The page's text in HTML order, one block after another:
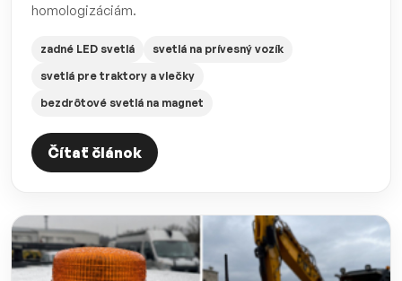
homologizáciám.
zadné LED svetlá
svetlá na prívesný vozík
svetlá pre traktory a vlečky
bezdrôtové svetlá na magnet
Čítať článok